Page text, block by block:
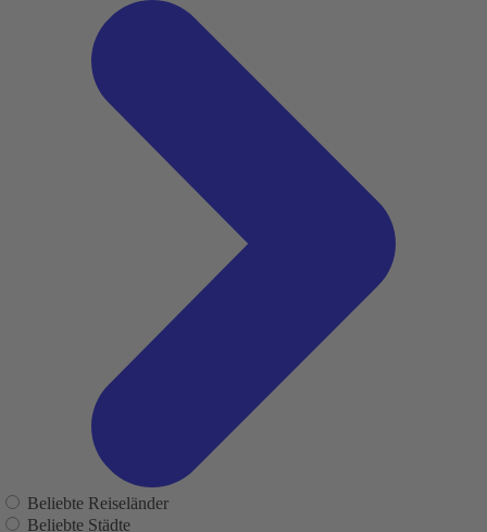
Beliebte Reiseländer
Beliebte Städte